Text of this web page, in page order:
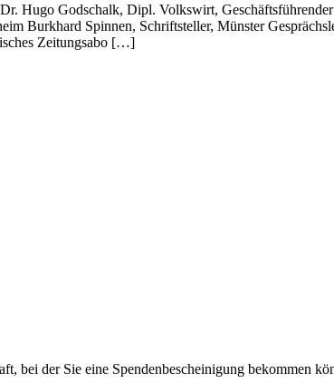
Hugo Godschalk, Dipl. Volkswirt,
Burkhard Spinnen, Schriftsteller, Münster
Zeitungsabo […]
bei der Sie eine Spendenbescheinigung bekommen